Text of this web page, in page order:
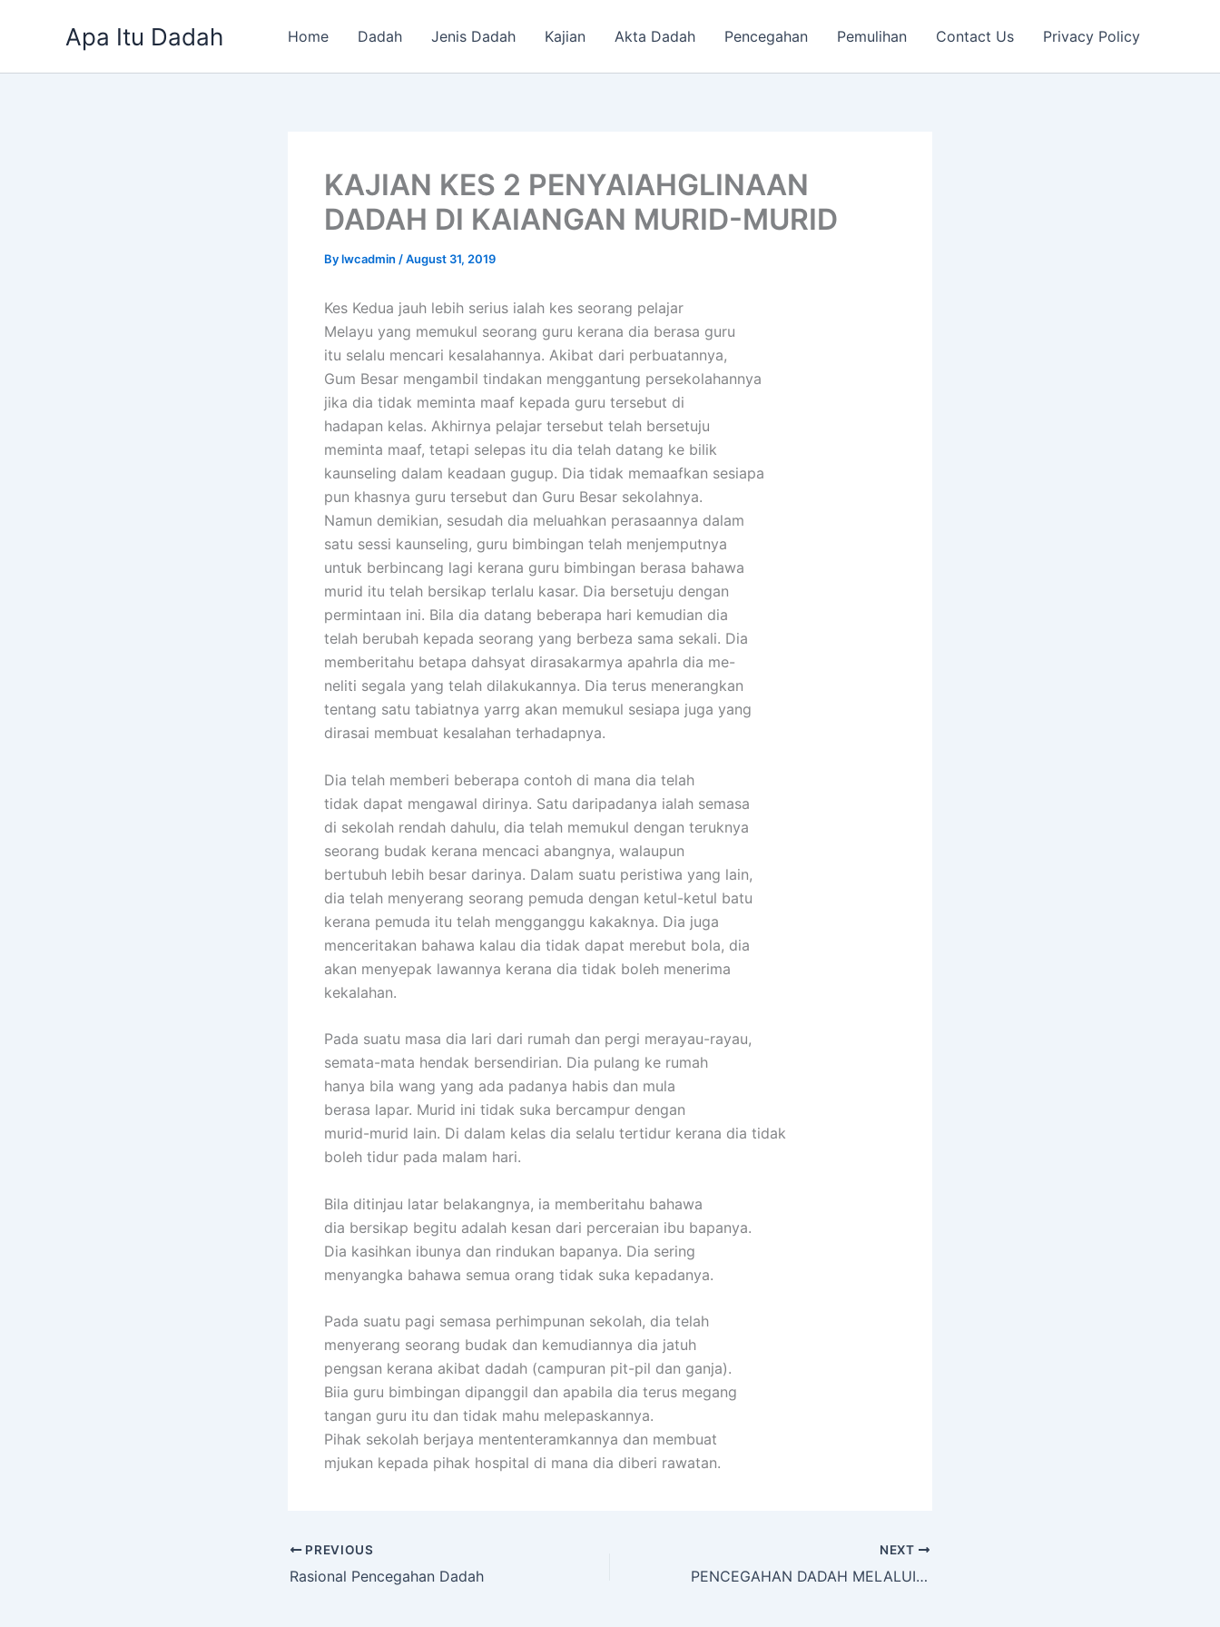
Apa Itu Dadah Home Dadah Jenis Dadah Kajian Akta Dadah Pencegahan Pemulihan Contact Us Privacy Policy
KAJIAN KES 2 PENYAIAHGLINAAN
DADAH DI KAIANGAN MURID-MURID
Bylwcadmin /August 31, 2019
Kes Kedua jauh lebih serius ialah kes seorang pelajar
Melayu yang memukul seorang guru kerana dia berasa guru
itu selalu mencari kesalahannya. Akibat dari perbuatannya,
Gum Besar mengambil tindakan menggantung persekolahannya
jika dia tidak meminta maaf kepada guru tersebut di
hadapan kelas. Akhirnya pelajar tersebut telah bersetuju
meminta maaf, tetapi selepas itu dia telah datang ke bilik
kaunseling dalam keadaan gugup. Dia tidak memaafkan sesiapa
pun khasnya guru tersebut dan Guru Besar sekolahnya.
Namun demikian, sesudah dia meluahkan perasaannya dalam
satu sessi kaunseling, guru bimbingan telah menjemputnya
untuk berbincang lagi kerana guru bimbingan berasa bahawa
murid itu telah bersikap terlalu kasar. Dia bersetuju dengan
permintaan ini. Bila dia datang beberapa hari kemudian dia
telah berubah kepada seorang yang berbeza sama sekali. Dia
memberitahu betapa dahsyat dirasakarmya apahrla dia me-
neliti segala yang telah dilakukannya. Dia terus menerangkan
tentang satu tabiatnya yarrg akan memukul sesiapa juga yang
dirasai membuat kesalahan terhadapnya.
Dia telah memberi beberapa contoh di mana dia telah
tidak dapat mengawal dirinya. Satu daripadanya ialah semasa
di sekolah rendah dahulu, dia telah memukul dengan teruknya
seorang budak kerana mencaci abangnya, walaupun
bertubuh lebih besar darinya. Dalam suatu peristiwa yang lain,
dia telah menyerang seorang pemuda dengan ketul-ketul batu
kerana pemuda itu telah mengganggu kakaknya. Dia juga
menceritakan bahawa kalau dia tidak dapat merebut bola, dia
akan menyepak lawannya kerana dia tidak boleh menerima
kekalahan.
Pada suatu masa dia lari dari rumah dan pergi merayau-rayau,
semata-mata hendak bersendirian. Dia pulang ke rumah
hanya bila wang yang ada padanya habis dan mula
berasa lapar. Murid ini tidak suka bercampur dengan
murid-murid lain. Di dalam kelas dia selalu tertidur kerana dia tidak
boleh tidur pada malam hari.
Bila ditinjau latar belakangnya, ia memberitahu bahawa
dia bersikap begitu adalah kesan dari perceraian ibu bapanya.
Dia kasihkan ibunya dan rindukan bapanya. Dia sering
menyangka bahawa semua orang tidak suka kepadanya.
Pada suatu pagi semasa perhimpunan sekolah, dia telah
menyerang seorang budak dan kemudiannya dia jatuh
pengsan kerana akibat dadah (campuran pit-pil dan ganja).
Biia guru bimbingan dipanggil dan apabila dia terus megang
tangan guru itu dan tidak mahu melepaskannya.
Pihak sekolah berjaya mententeramkannya dan membuat
mjukan kepada pihak hospital di mana dia diberi rawatan.
PREVIOUS
Rasional Pencegahan Dadah
NEXT
PENCEGAHAN DADAH MELALUI PERKHIDMATAN BIMBINGAN DAN KAUNSELING